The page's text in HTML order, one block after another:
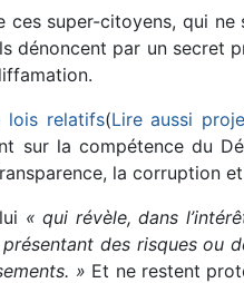
super-citoyens, qui
dénoncent par un secret
lois relatifs(Lire aussi
sur la compétence du
la corruption
« qui révèle, dans
des risques ou
» Et ne restent